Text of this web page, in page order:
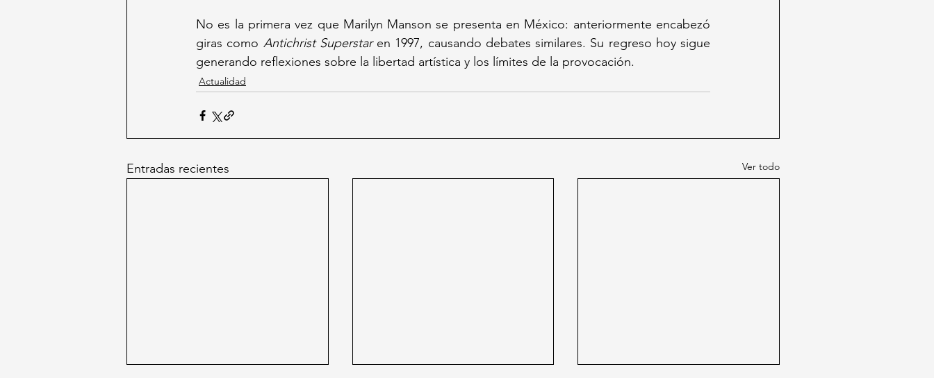
No es la primera vez que Marilyn Manson se presenta en México: anteriormente encabezó
giras como Antichrist Superstar en 1997, causando debates similares. Su regreso hoy sigue
generando reflexiones sobre la libertad artística y los límites de la provocación.
Actualidad
Entradas recientes Ver todo